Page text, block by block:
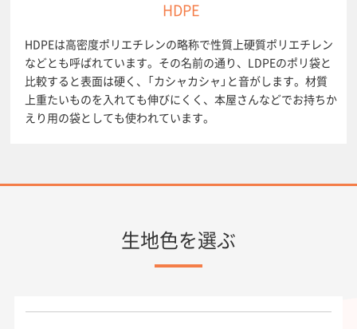
HDPE
HDPEは高密度ポリエチレンの略称で性質上硬質ポリエチレン
などとも呼ばれています。その名前の通り、LDPEのポリ袋と
比較すると表面は硬く、「カシャカシャ」と音がします。材質
上重たいものを入れても伸びにくく、本屋さんなどでお持ちか
えり用の袋としても使われています。
生地色を選ぶ